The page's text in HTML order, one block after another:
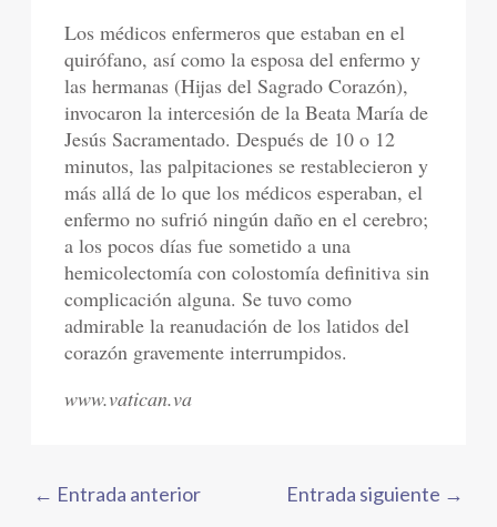
Los médicos enfermeros que estaban en el
quirófano, así como la esposa del enfermo y
las hermanas (Hijas del Sagrado Corazón),
invocaron la intercesión de la Beata María de
Jesús Sacramentado. Después de 10 o 12
minutos, las palpitaciones se restablecieron y
más allá de lo que los médicos esperaban, el
enfermo no sufrió ningún daño en el cerebro;
a los pocos días fue sometido a una
hemicolectomía con colostomía definitiva sin
complicación alguna. Se tuvo como
admirable la reanudación de los latidos del
corazón gravemente interrumpidos.
www.vatican.va
← Entrada anterior Entrada siguiente →